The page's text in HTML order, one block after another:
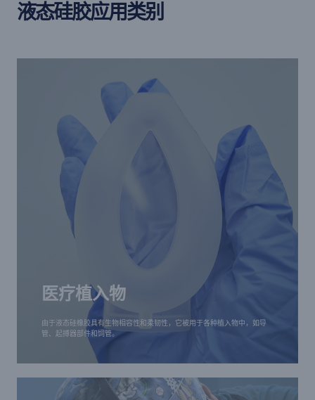
液态硅胶应用类别
医疗植入物
由于液态硅橡胶具有生物相容性和柔韧性，它被用于各种植入物中，如导
管、起搏器部件和饲管。
医疗植入物
由于液态硅橡胶具有生物相容性和柔韧性，它被用于
各种植入物中，如导管、起搏器部件和饲管。